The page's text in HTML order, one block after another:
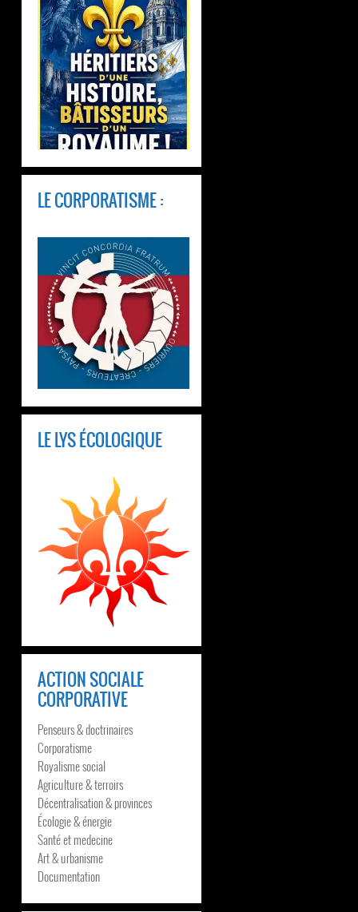
LE CORPORATISME :
LE LYS ÉCOLOGIQUE
ACTION SOCIALE
CORPORATIVE
Penseurs & doctrinaires
Corporatisme
Royalisme social
Agriculture & terroirs
Décentralisation & provinces
Écologie & énergie
Santé et medecine
Art & urbanisme
Documentation